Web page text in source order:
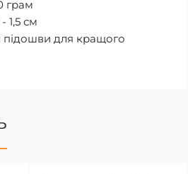
грам
1,5 см
підошви для кращого